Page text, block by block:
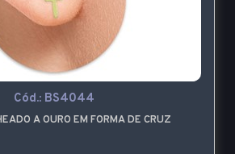
Cód.: BS4044
A OURO EM FORMA DE CRUZ